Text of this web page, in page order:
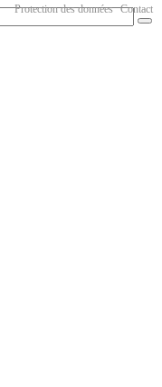
Protection des données Contact